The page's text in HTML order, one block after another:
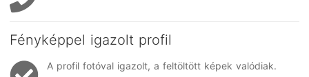
Fényképpel igazolt profil
A profil fotóval igazolt, a feltöltött képek valódiak.